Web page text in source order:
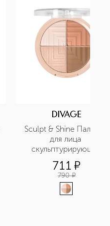
DIVAGE
Sculpt & Shine Палетка
для лица
скульптурирующая
711 ¤
790 ¤